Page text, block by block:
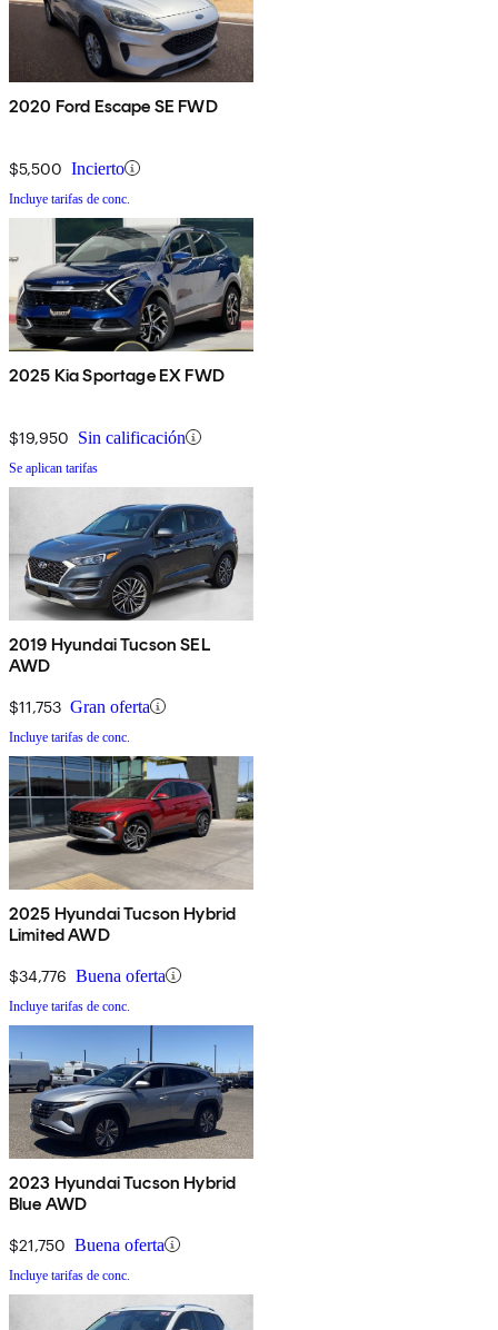
2020 Ford Escape SE FWD
$5,500 Incierto
Incluye tarifas de conc.
2025 Kia Sportage EX FWD
$19,950 Sin calificación
Se aplican tarifas
2019 Hyundai Tucson SEL
AWD
$11,753 Gran oferta
Incluye tarifas de conc.
2025 Hyundai Tucson Hybrid
Limited AWD
$34,776 Buena oferta
Incluye tarifas de conc.
2023 Hyundai Tucson Hybrid
Blue AWD
$21,750 Buena oferta
Incluye tarifas de conc.